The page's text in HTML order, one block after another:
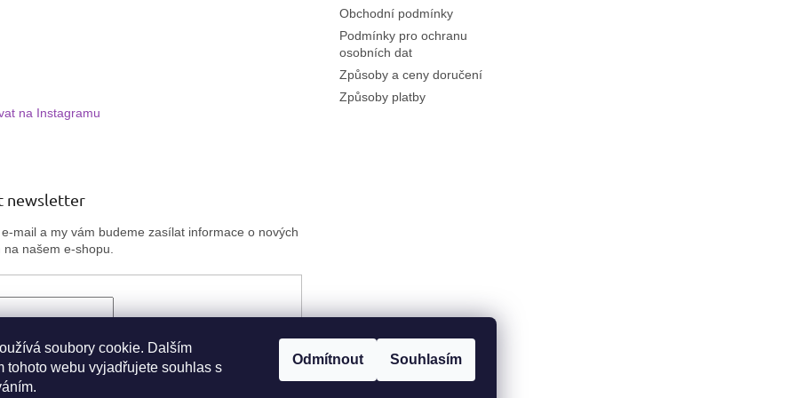
soubory cookie. Dalším
tohoto webu vyjadřujete souhlas s
Odmítnout Souhlasím
na Instagramu
Obchodní podmínky
Podmínky pro ochranu
osobních dat
Způsoby a ceny doručení
Způsoby platby
newsletter
mail a my vám budeme zasílat informace o nových
našem e-shopu.
údajů
SE